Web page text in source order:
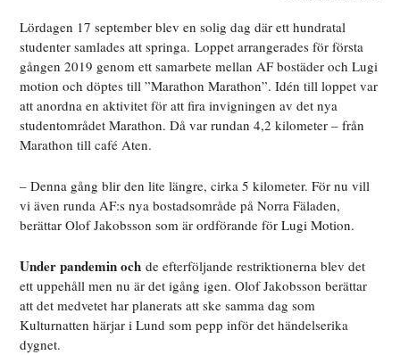
Lördagen 17 september blev en solig dag där ett hundratal
studenter samlades att springa.Loppet arrangerades för första
gången 2019 genom ett samarbete mellan AF bostäder och Lugi
motion och döptes till ”Marathon Marathon”. Idén till loppet var
att anordna en aktivitet för att fira invigningen av det nya
studentområdet Marathon. Då var rundan 4,2 kilometer – från
Marathon till café Aten.
– Denna gång blir den lite längre, cirka 5 kilometer. För nu vill
vi även runda AF:s nya bostadsområde på Norra Fäladen,
berättar Olof Jakobsson som är ordförande för Lugi Motion.
Under pandemin och de efterföljande restriktionerna blev det
ett uppehåll men nu är det igång igen. Olof Jakobsson berättar
att det medvetet har planerats att ske samma dag som
Kulturnatten härjar i Lund som pepp inför det händelserika
dygnet.